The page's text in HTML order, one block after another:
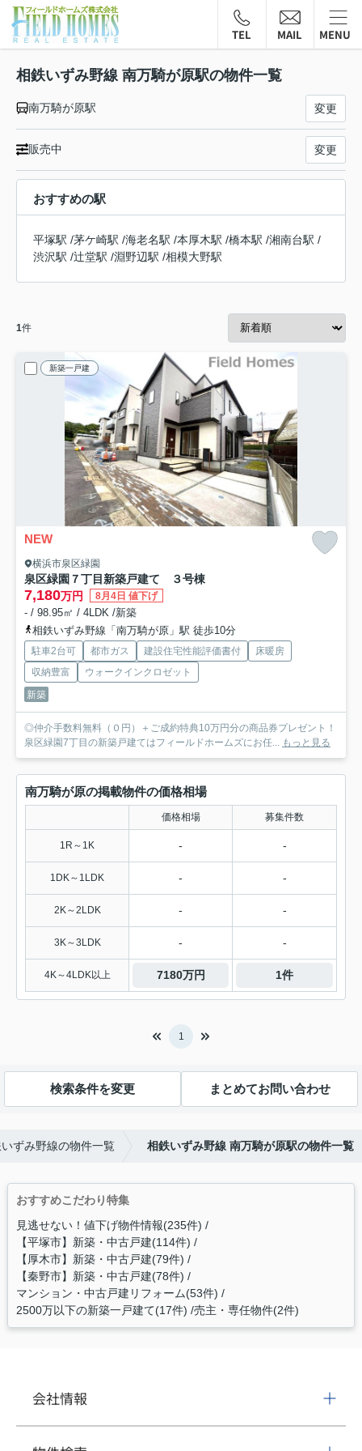
TEL MAIL MENU
相鉄いずみ野線 南万騎が原駅の物件一覧
南万騎が原駅 変更
販売中 変更
おすすめの駅
平塚駅 /茅ケ崎駅 /海老名駅 /本厚木駅 /橋本駅 /湘南台駅 /
渋沢駅 /辻堂駅 /淵野辺駅 /相模大野駅
1件
新築一戸建
NEW
横浜市泉区緑園
泉区緑園７丁目新築戸建て ３号棟
7,180万円 8月4日 値下げ
- / 98.95㎡ / 4LDK /新築
相鉄いずみ野線「南万騎が原」駅 徒歩10分
駐車2台可 都市ガス 建設住宅性能評価書付
床暖房
収納豊富
ウォークインクロゼット
新築
◎仲介手数料無料（０円）＋ご成約特典10万円分の商品券プレゼント！
泉区緑園7丁目の新築戸建てはフィールドホームズにお任...
もっと見る
南万騎が原の掲載物件の価格相場
価格相場 募集件数
1R～1K - -
1DK～1LDK - -
2K～2LDK - -
3K～3LDK - -
4K～4LDK以上 7180万円 1件
1
検索条件を変更 まとめてお問い合わせ
ずみ野線の物件一覧 相鉄いずみ野線 南万騎が原駅の物件一覧
おすすめこだわり特集
見逃せない！値下げ物件情報(235件)
【平塚市】新築・中古戸建(114件)
【厚木市】新築・中古戸建(79件)
【秦野市】新築・中古戸建(78件)
マンション・中古戸建リフォーム(53件)
2500万以下の新築一戸建て(17件) 売主・専任物件(2件)
会社情報